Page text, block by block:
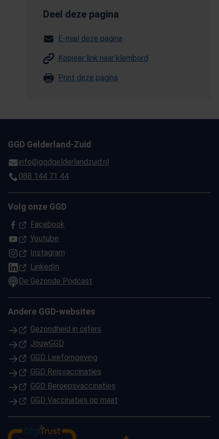
Deel deze pagina
E-mail deze pagina
Kopieer link naar klembord
Print deze pagina
GGD Gelderland-Zuid
info@ggdgelderlandzuid.nl
088 144 71 44
Volg onze GGD
Facebook
(Opent in een nieuw tabblad)
Youtube
(Opent in een nieuw tabblad)
Instagram
(Opent in een nieuw tabblad)
LinkedIn
(Opent in een nieuw tabblad)
De Gezonde Podcast
Andere GGD-websites
Gezondheid in cijfers
(Opent in een nieuw tabblad)
JouwGGD
(Opent in een nieuw tabblad)
GGD Leefomgeving
(Opent in een nieuw tabblad)
GGD Reisvaccinaties
(Opent in een nieuw tabblad)
GGD Beroepsvaccinaties
(Opent in een nieuw tabblad)
GGD Vaccinaties op maat
(Opent in een nieuw tabblad)